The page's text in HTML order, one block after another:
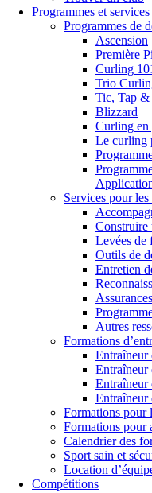
Programmes et services
Programmes de
Ascension
Première
Curling
Trio
Tic, Tap &
Blizzard
Curling en
Le curling
Services pour les
Construire
Levées de
Outils de
Entretien
Assurances
Autres
Formations
Entraîneur
Entraîneur
Entraîneur
Entraîneur
Formations pour
Formations pour
Calendrier des
Sport sain et
Location
Compétitions